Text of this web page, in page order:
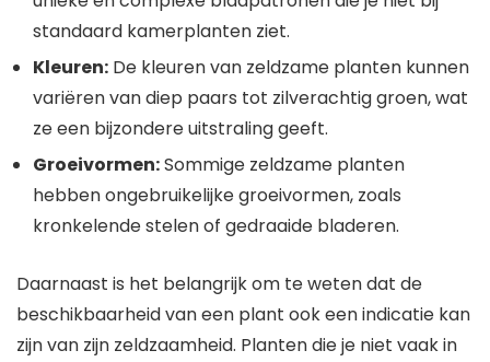
standaard kamerplanten ziet.
Kleuren: De kleuren van zeldzame planten kunnen
variëren van diep paars tot zilverachtig groen, wat
ze een bijzondere uitstraling geeft.
Groeivormen:Sommige zeldzame planten
hebben ongebruikelijke groeivormen, zoals
kronkelende stelen of gedraaide bladeren.
Daarnaast is het belangrijk om te weten dat de
beschikbaarheid van een plant ook een indicatie kan
zijn van zijn zeldzaamheid. Planten die je niet vaak in